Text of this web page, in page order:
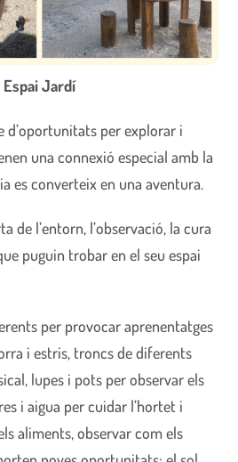
Espai Jardí
d’oportunitats per explorar i
una connexió especial amb la
es converteix en una aventura.
de l’entorn, l’observació, la cura
puguin trobar en el seu espai
per provocar aprenentatges
i estris, troncs de diferents
lupes i pots per observar els
i aigua per cuidar l’hortet i
aliments, observar com els